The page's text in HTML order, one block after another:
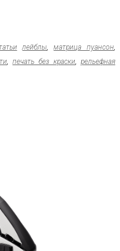
лейблы ,матрица пуансон
печать без краски
рельефная